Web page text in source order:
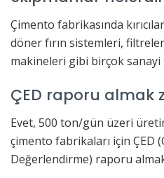
Çimento fabrikasında
döner fırın sistemleri,
makineleri gibi birçok sanayi
ÇED raporu almak
Evet, 500 ton/gün üzeri
çimento fabrikaları için ÇED
Değerlendirme) raporu